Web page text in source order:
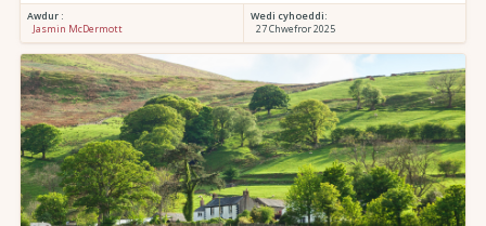
Awdur :
Jasmin McDermott
Wedi cyhoeddi:
27 Chwefror 2025